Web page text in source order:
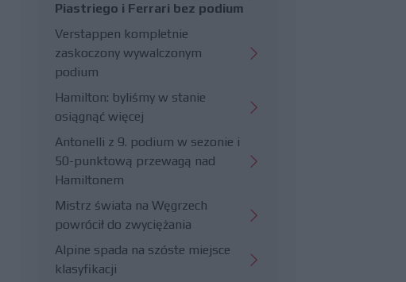
Piastriego i Ferrari bez podium
Verstappen kompletnie
zaskoczony wywalczonym
podium
Hamilton: byliśmy w stanie
osiągnąć więcej
Antonelli z 9. podium w sezonie i
50-punktową przewagą nad
Hamiltonem
Mistrz świata na Węgrzech
powrócił do zwyciężania
Alpine spada na szóste miejsce
klasyfikacji